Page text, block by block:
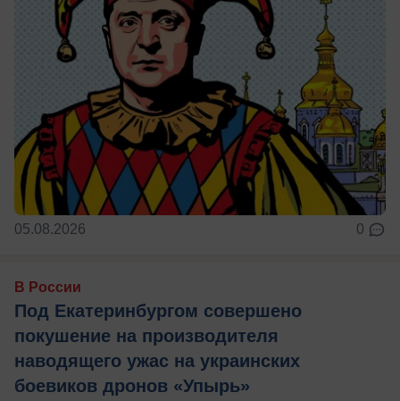
05.08.2026 0
В России
Под Екатеринбургом совершено
покушение на производителя
наводящего ужас на украинских
боевиков дронов «Упырь»